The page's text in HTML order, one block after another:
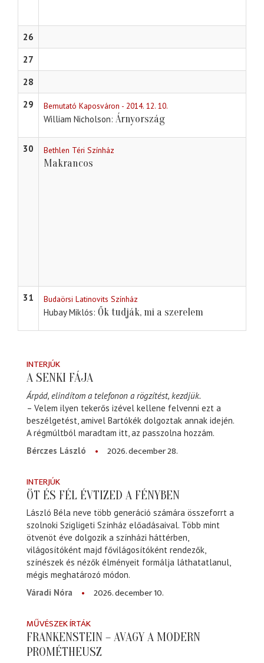
26
27
28
29
Bemutató Kaposváron - 2014. 12. 10.
William Nicholson Árnyország
30 Bethlen Téri Színház
Makrancos
31 Budaörsi Latinovits Színház
Hubay Miklós Ők tudják, mi a szerelem
INTERJÚK
A SENKI FÁJA
Árpád, elindítom a telefonon a rögzítést, kezdjük.
– Velem ilyen tekerős izével kellene felvenni ezt a
beszélgetést, amivel Bartókék dolgoztak annak idején.
A régmúltból maradtam itt, az passzolna hozzám.
Bérczes László
2026. december 28.
INTERJÚK
ÖT ÉS FÉL ÉVTIZED A FÉNYBEN
László Béla neve több generáció számára összeforrt a
szolnoki Szigligeti Színház előadásaival. Több mint
ötvenöt éve dolgozik a színházi háttérben,
világosítóként majd fővilágosítóként rendezők,
színészek és nézők élményeit formálja láthatatlanul,
mégis meghatározó módon.
Váradi Nóra
2026. december 10.
MŰVÉSZEK ÍRTÁK
FRANKENSTEIN – AVAGY A MODERN
PROMÉTHEUSZ